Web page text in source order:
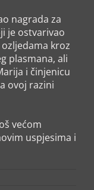
nagrada za
je ostvarivao
kroz
plasmana, ali
i činjenicu
ovoj razini
većom
uspjesima i